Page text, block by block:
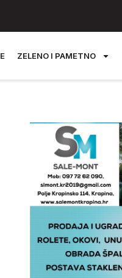
ZELENO I PAMETNO